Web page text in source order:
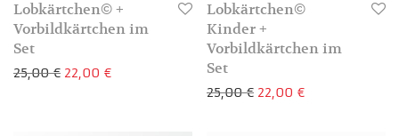
Lobkärtchen© +
Vorbildkärtchen im
Set
25,00€ Ursprünglicher Preis war: 25,00 €
22,00 €Aktueller Preis ist: 22,00 €.
Lobkärtchen©
Kinder +
Vorbildkärtchen im
Set
25,00€ Ursprünglicher Preis
22,00 €Aktueller